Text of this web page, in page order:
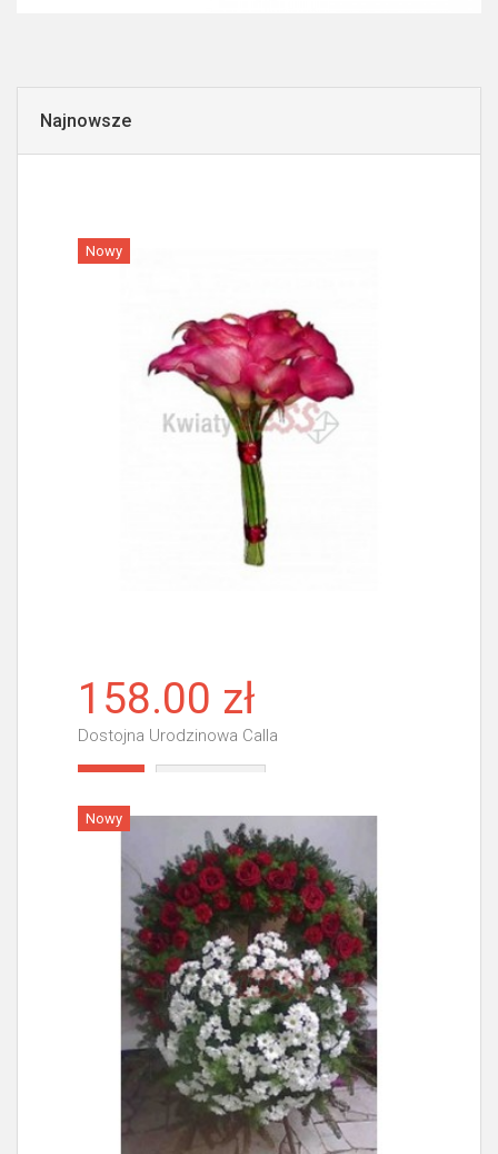
Najnowsze
Nowy
158.00 zł
Dostojna Urodzinowa Calla
Nowy